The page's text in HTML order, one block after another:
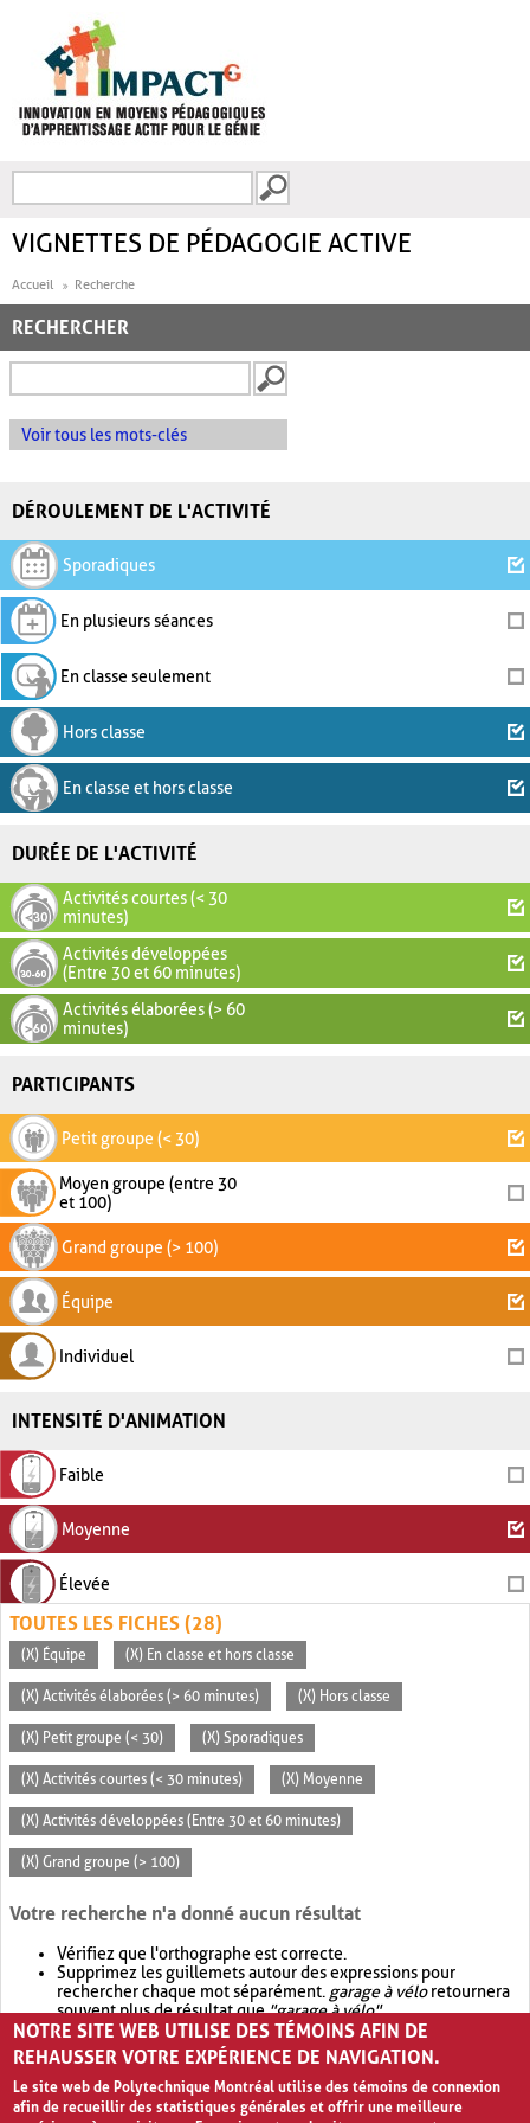
FORMULAIRE DE
VIGNETTES DE PÉDAGOGIE ACTIVE
Accueil Recherche
RECHERCHER
Voir tous les mots-clés
DÉROULEMENT DE L'ACTIVITÉ
Sporadiques
En plusieurs séances
En classe seulement
Hors classe
En classe et hors classe
DURÉE DE L'ACTIVITÉ
Activités courtes (< 30
minutes)
Activités développées
(Entre 30 et 60 minutes)
Activités élaborées (> 60
minutes)
PARTICIPANTS
Petit groupe (< 30)
Moyen groupe (entre 30
et 100)
Grand groupe (> 100)
Équipe
Individuel
INTENSITÉ D'ANIMATION
Faible
Moyenne
Élevée
TOUTES LES FICHES (28)
(X) Équipe (X) En classe et hors classe
(X) Activités élaborées (> 60 minutes) (X) Hors classe
(X) Petit groupe (< 30) (X) Sporadiques
(X) Activités courtes (< 30 minutes) (X) Moyenne
(X) Activités développées (Entre 30 et 60 minutes)
(X) Grand groupe (> 100)
Votre recherche n'a donné aucun résultat
Vérifiez que l'orthographe est correcte.
Supprimez les guillemets autour des expressions pour
rechercher chaque mot séparément. garage à véloretournera
souvent plus de résultat que"garage à vélo".
Envisagez d'élargir votre recherche avec OR.garage OR vélo
retournera souvent plus de résultat quegarage à vélo
NOTRE SITE WEB UTILISE DES TÉMOINS AFIN DE
REHAUSSER VOTRE EXPÉRIENCE DE NAVIGATION.
Le site web de Polytechnique Montréal utilise des témoins de connexion
afin de recueillir des statistiques générales et offrir une meilleure